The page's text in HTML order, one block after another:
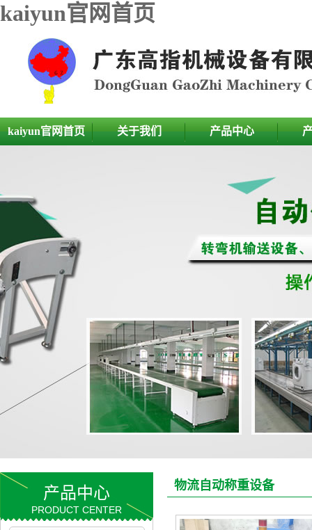
kaiyun官网首页
kaiyun官网首页 关于我们 产品中心
物流自动称重设备
产品中心
PRODUCT CENTER